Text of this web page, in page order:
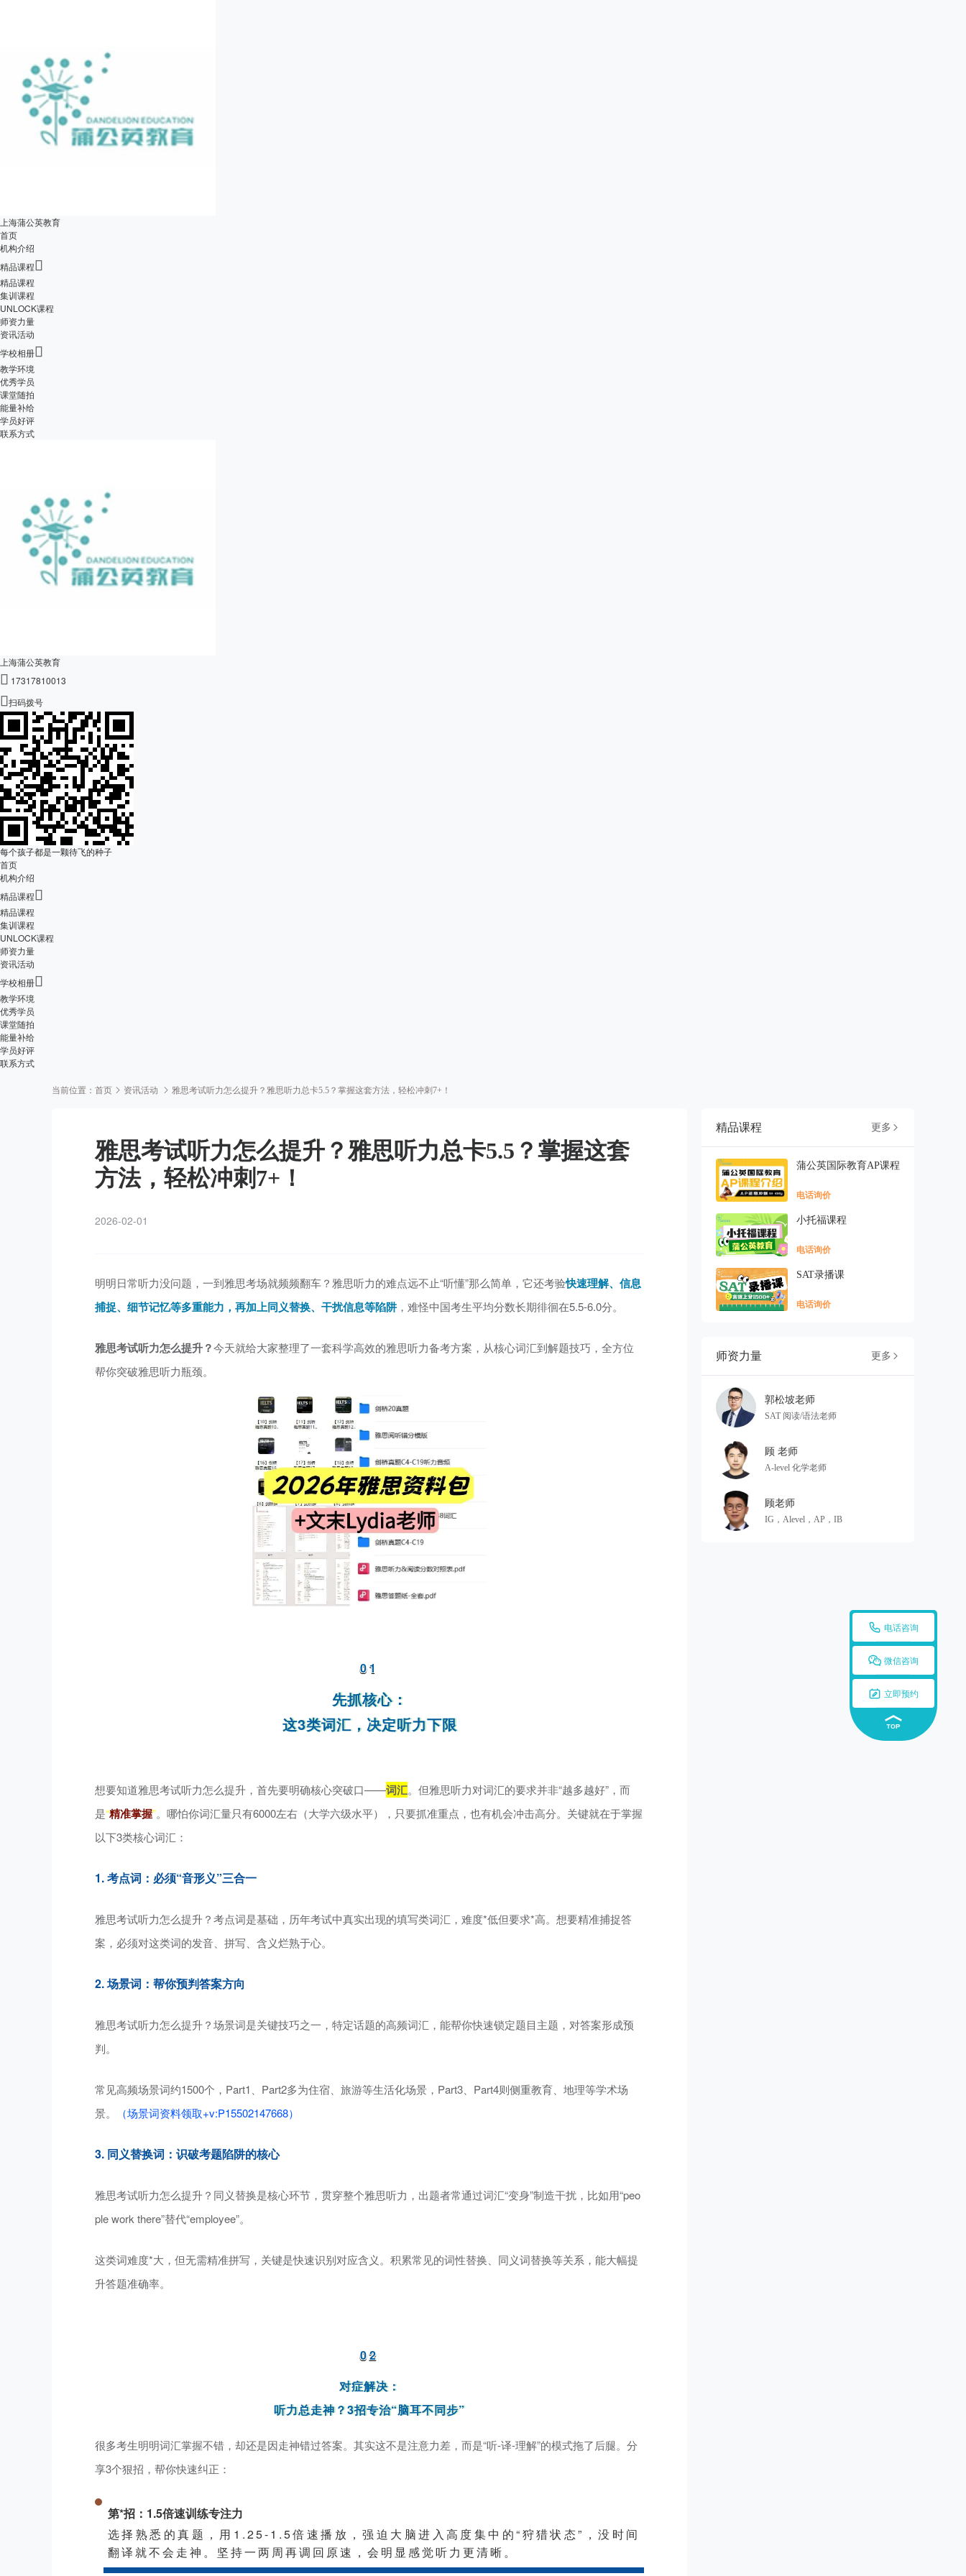
上海蒲公英教育
首页
机构介绍
精品课程
精品课程
集训课程
UNLOCK课程
师资力量
资讯活动
学校相册
教学环境
优秀学员
课堂随拍
能量补给
学员好评
联系方式
上海蒲公英教育
 17317810013
扫码拨号
每个孩子都是一颗待飞的种子
首页
机构介绍
精品课程
精品课程
集训课程
UNLOCK课程
师资力量
资讯活动
学校相册
教学环境
优秀学员
课堂随拍
能量补给
学员好评
联系方式
 电话咨询
 微信咨询
 立即预约
当前位置： 首页 资讯活动 雅思考试听力怎么提升？雅思听力总卡5.5？掌握这套方法，轻松冲刺7+！
雅思考试听力怎么提升？雅思听力总卡5.5？掌握这套
方法，轻松冲刺7+！
2026-02-01
明明日常听力没问题，一到雅思考场就频频翻车？雅思听力的难点远不止“听懂”那么简单，它还考验快速理解、信息
捕捉、细节记忆等多重能力，再加上同义替换、干扰信息等陷阱 ，难怪中国考生平均分数长期徘徊在5.5-6.0分。
雅思考试听力怎么提升？今天就给大家整理了一套科学高效的雅思听力备考方案，从核心词汇到解题技巧，全方位
帮你突破雅思听力瓶颈。
01
先抓核心：
这3类词汇，决定听力下限
想要知道雅思考试听力怎么提升，首先要明确核心突破口——词汇。但雅思听力对词汇的要求并非“越多越好”，而
是“精准掌握”。哪怕你词汇量只有6000左右（大学六级水平），只要抓准重点，也有机会冲击高分。关键就在于掌握
以下3类核心词汇：
1. 考点词：必须“音形义”三合一
雅思考试听力怎么提升？考点词是基础， 历年考试中真实出现的填写类词汇，难度*低但要求*高。想要精准捕捉答
案，必须对这类词的发音、拼写、含义烂熟于心。
2. 场景词：帮你预判答案方向
雅思考试听力怎么提升？场景词是关键技巧之一，特定话题的高频词汇，能帮你快速锁定题目主题，对答案形成预
判。
常见高频场景词约1500个，Part1、Part2多为住宿、旅游等生活化场景，Part3、Part4则侧重教育、地理等学术场
景。
（场景词资料领取+v:P15502147668）
3. 同义替换词：识破考题陷阱的核心
雅思考试听力怎么提升？ 同义替换是核心环节， 贯穿整个雅思听力，出题者常通过词汇“变身”制造干扰，比如用“peo
ple work there”替代“employee”。
这类词难度*大，但无需精准拼写，关键是快速识别对应含义。积累常见的词性替换、同义词替换等关系，能大幅提
升答题准确率。
02
对症解决：
听力总走神？3招专治“脑耳不同步”
很多考生明明词汇掌握不错，却还是因走神错过答案。其实这不是注意力差，而是“听-译-理解”的模式拖了后腿。分
享3个狠招，帮你快速纠正：
第*招： 1.5倍速训练专注力
选择熟悉的真题，用1.25-1.5倍速播放，强迫大脑进入高度集中的“狩猎状态”，没时间
翻译就不会走神。坚持一两周再调回原速，会明显感觉听力更清晰。
精品课程 更多 
蒲公英国际教育AP课程
电话询价
小托福课程
电话询价
SAT录播课
电话询价
师资力量 更多 
郭松坡老师
SAT 阅读/语法老师
顾 老师
A-level 化学老师
顾老师
IG，Alevel，AP，IB